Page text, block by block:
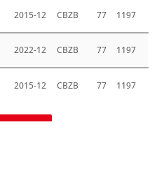
2015-12 CBZB 77 1197
2022-12 CBZB 77 1197
2015-12 CBZB 77 1197